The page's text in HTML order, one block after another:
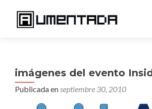
imágenes del evento
Publicada enseptiembre 30, 2010